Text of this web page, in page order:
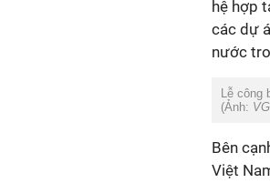
hệ hợp
các dự
nước
Lễ công
(Ảnh:
Bên
Việt